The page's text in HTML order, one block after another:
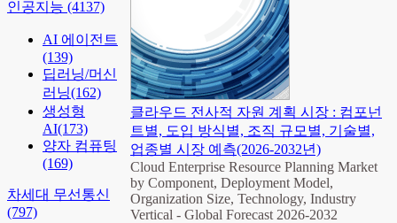
인공지능 (4137)
AI 에이전트
(139)
딥러닝/머신
러닝(162)
생성형
AI(173)
양자 컴퓨팅
(169)
차세대 무선통신
(797)
클라우드 전사적 자원 계획 시장 : 컴포넌
트별, 도입 방식별, 조직 규모별, 기술별,
업종별 시장 예측(2026-2032년)
Cloud Enterprise Resource Planning Market
by Component, Deployment Model,
Organization Size, Technology, Industry
Vertical - Global Forecast 2026-2032